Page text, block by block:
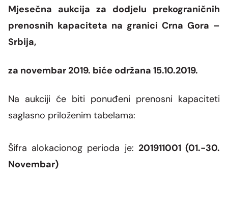
Energy community
Overhead line network
Our companies
CGES and environment
Organization
News and events
Photo
International regulations
Legislation
Secondary legislation
Regulatory framework
Internal documents
Personal data protection
Mjesečna aukcija za dodjelu prekograničnih
prenosnih kapaciteta na granici Crna Gora –
Srbija,
za novembar 2019. biće održana 15.10.2019.
Na aukciji će biti ponuđeni prenosni kapaciteti
saglasno priloženim tabelama:
Šifra alokacionog perioda je: 201911001 (01.-30.
Novembar)